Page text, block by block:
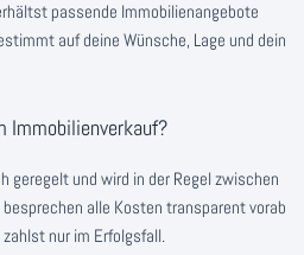
passende Immobilienangebote
auf deine Wünsche, Lage und dein
Immobilienverkauf?
geregelt und wird in der Regel zwischen
alle Kosten transparent vorab
nur im Erfolgsfall.